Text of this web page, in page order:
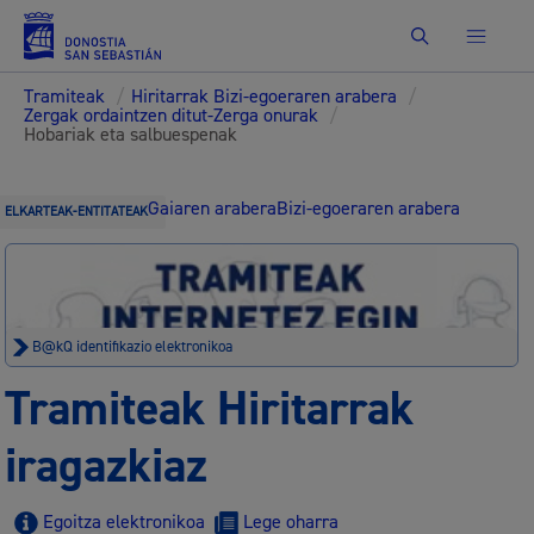
Bilatu
Tramiteak / Hiritarrak Bizi-egoeraren arabera /
Zergak ordaintzen ditut-Zerga onurak /
Hobariak eta salbuespenak
ELKARTEAK-ENTITATEAKGaiaren araberaBizi-egoeraren arabera
B@kQ identifikazio elektronikoa
Tramiteak Hiritarrak
iragazkiaz
Egoitza elektronikoa Lege oharra